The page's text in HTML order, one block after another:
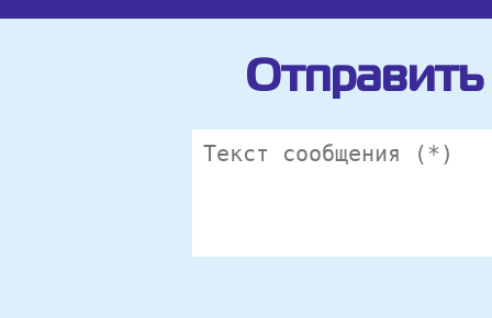
Отправить